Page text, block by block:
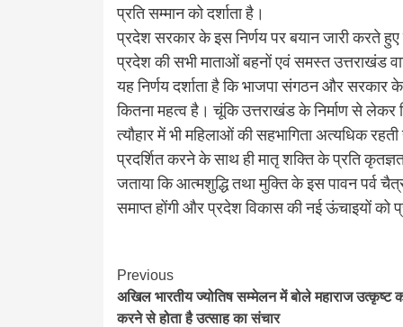
प्रति सम्मान को दर्शाता है।
प्रदेश सरकार के इस निर्णय पर बयान जारी करते
प्रदेश की सभी माताओं बहनों एवं समस्त उत्तराखंड
यह निर्णय दर्शाता है कि भाजपा संगठन और सरकार
कितना महत्व है। चूंकि उत्तराखंड के निर्माण से
त्यौहार में भी महिलाओं की सहभागिता अत्यधिक
प्रदर्शित करने के साथ ही मातृ शक्ति के प्रति
जताया कि आत्मशुद्धि तथा मुक्ति के इस पावन पर्व
समाप्त होंगी और प्रदेश विकास की नई ऊंचाइयों को
Continue
Reading
Previous
अखिल भारतीय ज्योतिष सम्मेलन में बोले महाराज उत्कृष्ट
करने से होता है उत्साह का संचार